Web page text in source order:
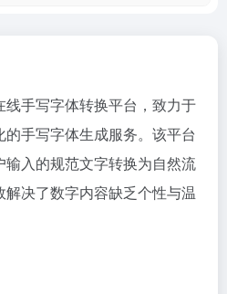
手写字体转换平台，致力于
手写字体生成服务。该平台
入的规范文字转换为自然流
决了数字内容缺乏个性与温